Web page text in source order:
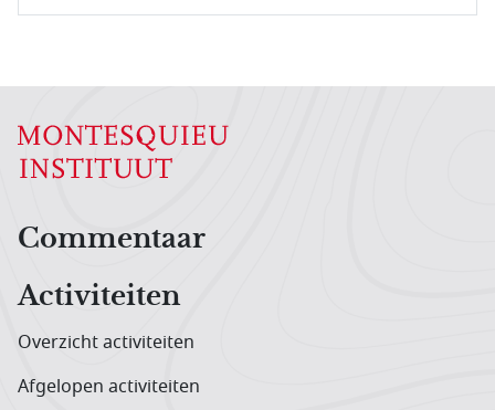
Hoofdnavigatiemenu
Commentaar
Activiteiten
Overzicht activiteiten
Afgelopen activiteiten